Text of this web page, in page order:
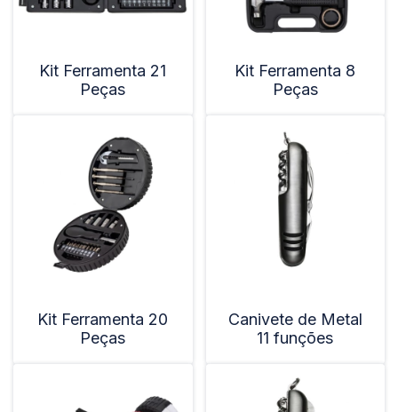
Kit Ferramenta 21
Peças
Kit Ferramenta 8
Peças
Kit Ferramenta 20
Peças
Canivete de Metal
11 funções